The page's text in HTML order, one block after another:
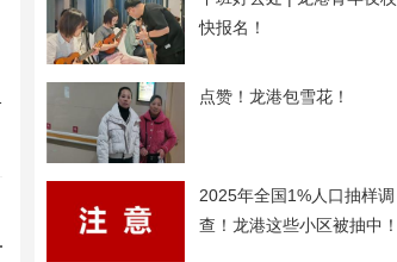
快报名！
点赞！龙港包雪花！
2025年全国1%人口抽样调
查！龙港这些小区被抽中！